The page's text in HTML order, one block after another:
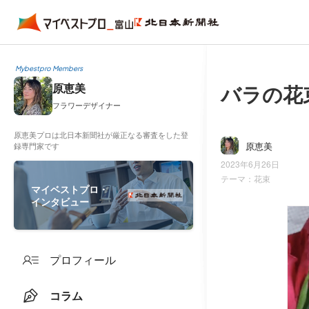
Mybestpro Members
原恵美
フラワーデザイナー
原恵美プロは北日本新聞社が厳正なる審査をした登
録専門家です
マイベストプロ・
インタビュー
プロフィール
コラム
バラの花
原恵美
2023年6月26日
テーマ： 花束